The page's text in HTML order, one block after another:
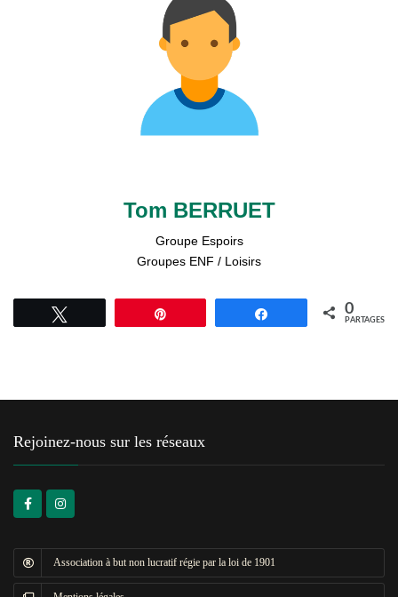
Tom BERRUET
Groupe Espoirs
Groupes ENF / Loisirs
Partagez 0
PARTAGES
Rejoinez-nous sur les réseaux
Association à but non lucratif régie par la loi de 1901